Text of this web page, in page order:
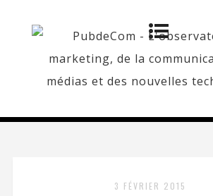
3 FÉVRIER 2015